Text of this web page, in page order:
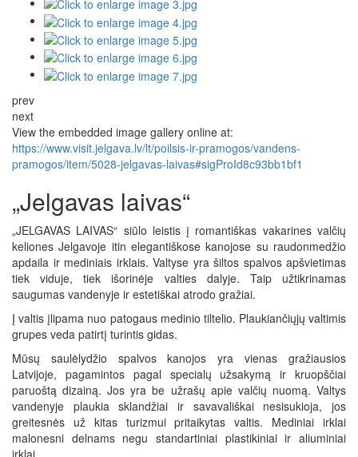
prev
next
View the embedded image gallery online at:
https://www.visit.jelgava.lv/lt/poilsis-ir-pramogos/vandens-
pramogos/item/5028-jelgavas-laivas#sigProId8c93bb1bf1
„Jelgavas laivas“
„JELGAVAS LAIVAS“ siūlo leistis į romantiškas vakarines valčių
keliones Jelgavoje itin elegantiškose kanojose su raudonmedžio
apdaila ir mediniais irklais. Valtyse yra šiltos spalvos apšvietimas
tiek viduje, tiek išorinėje valties dalyje. Taip užtikrinamas
saugumas vandenyje ir estetiškai atrodo gražiai.
Į valtis įlipama nuo patogaus medinio tiltelio. Plaukiančiųjų valtimis
grupes veda patirtį turintis gidas.
Mūsų saulėlydžio spalvos kanojos yra vienas gražiausios
Latvijoje, pagamintos pagal specialų užsakymą ir kruopščiai
paruoštą dizainą. Jos yra be užrašų apie valčių nuomą. Valtys
vandenyje plaukia sklandžiai ir savavališkai nesisukioja, jos
greitesnės už kitas turizmui pritaikytas valtis. Mediniai irklai
malonesni delnams negu standartiniai plastikiniai ir aliuminiai
irklai.